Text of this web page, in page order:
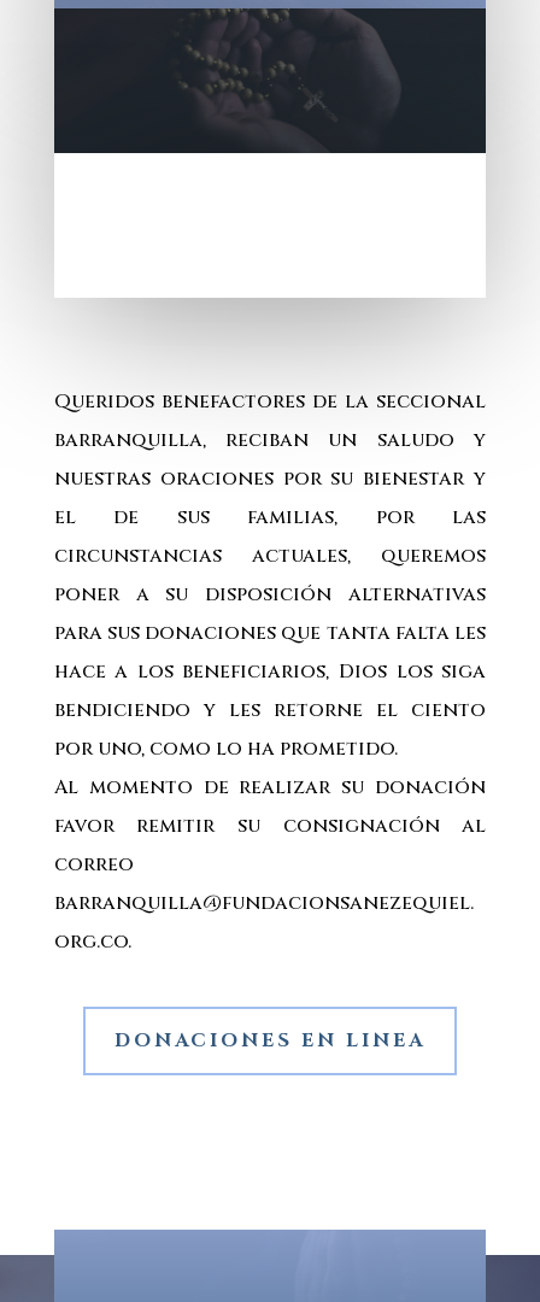
Queridos benefactores de la seccional
barranquilla, reciban un saludo y
nuestras oraciones por su bienestar y
el de sus familias, por las
circunstancias actuales, queremos
poner a su disposición alternativas
para sus donaciones que tanta falta les
hace a los beneficiarios, Dios los siga
bendiciendo y les retorne el ciento
por uno, como lo ha prometido.
Al momento de realizar su donación
favor remitir su consignación al
correo
barranquilla@fundacionsanezequiel.
org.co.
DONACIONES EN LINEA